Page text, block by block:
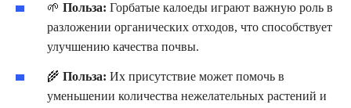
🌱 Польза: Горбатые калоеды играют важную роль в
разложении органических отходов, что способствует
улучшению качества почвы.
🌾 Польза: Их присутствие может помочь в
уменьшении количества нежелательных растений и